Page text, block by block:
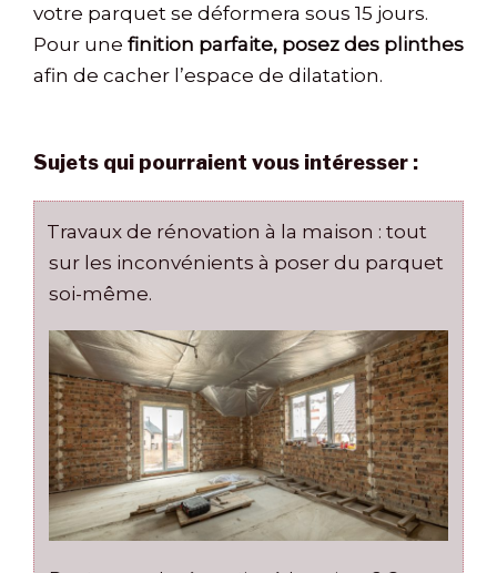
votre parquet se déformera sous 15 jours.
Pour une finition parfaite, posez des plinthes
afin de cacher l’espace de dilatation.
Sujets qui pourraient vous intéresser :
Travaux de rénovation à la maison : tout
sur les inconvénients à poser du parquet
soi-même.